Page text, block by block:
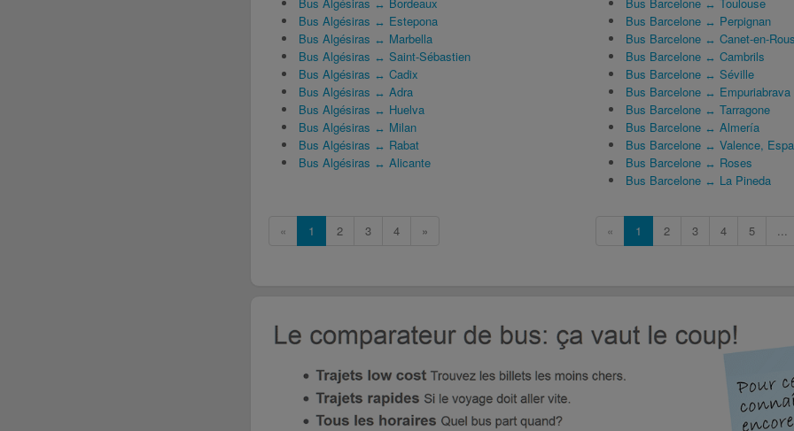
Bus Algésiras ↔ Estepona
Bus Algésiras ↔ Marbella
Bus Algésiras ↔ Saint-Sébastien
Bus Algésiras ↔ Cadix
Bus Algésiras ↔ Adra
Bus Algésiras ↔ Huelva
Bus Algésiras ↔ Milan
Bus Algésiras ↔ Rabat
Bus Algésiras ↔ Alicante
« 1 2 3 4 »
Bus Barcelone ↔ Perpignan
Bus Barcelone ↔ Canet-en-
Bus Barcelone ↔ Cambrils
Bus Barcelone ↔ Séville
Bus Barcelone ↔ Empuriabrava
Bus Barcelone ↔ Tarragone
Bus Barcelone ↔ Almería
Bus Barcelone ↔ Valence,
Bus Barcelone ↔ Roses
Bus Barcelone ↔ La Pineda
« 1 2 3 4 5 ...